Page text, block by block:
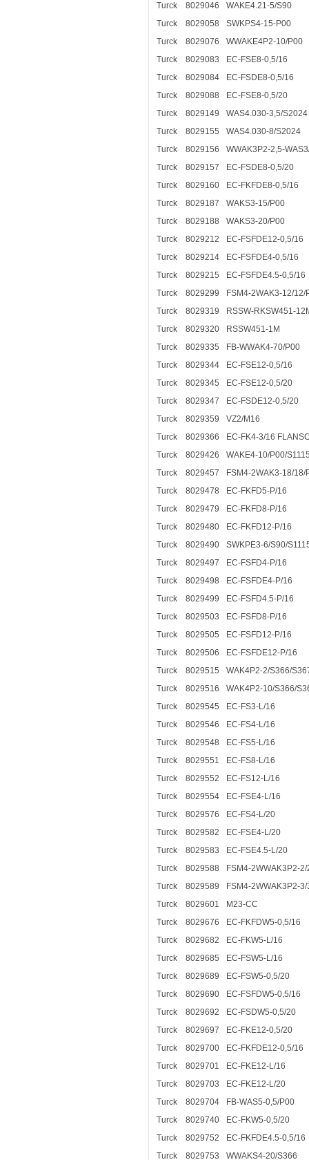
Turck
8029046
WAKE4.21-5/S90
Turck
8029058
SWKPS4-15-P00
Turck
8029076
WWAKE4P2-10/P00
Turck
8029083
EC-FSE8-0,5/16
Turck
8029084
EC-FSDE8-0,5/16
Turck
8029088
EC-FSE8-0,5/20
Turck
8029149
WAS4.030-3,5/S2024
Turck
8029155
WAS4.030-8/S2024
Turck
8029156
WWAK3P2-2,5-
Turck
8029157
EC-FSDE8-0,5/20
Turck
8029160
EC-FKFDE8-0,5/16
Turck
8029187
WAKS3-15/P00
Turck
8029188
WAKS3-20/P00
Turck
8029212
EC-FSFDE12-0,5/16
Turck
8029214
EC-FSFDE4-0,5/16
Turck
8029215
EC-FSFDE4.5-0,5/16
Turck
8029299
FSM4-2WAK3-12/12/
Turck
8029319
RSSW-RKSW451-
Turck
8029320
RSSW451-1M
Turck
8029335
FB-WWAK4-70/P00
Turck
8029344
EC-FSE12-0,5/16
Turck
8029345
EC-FSE12-0,5/20
Turck
8029347
EC-FSDE12-0,5/20
Turck
8029359
VZ2/M16
Turck
8029366
EC-FK4-3/16
Turck
8029426
WAKE4-10/P00/
Turck
8029457
FSM4-2WAK3-18/18/
Turck
8029478
EC-FKFD5-P/16
Turck
8029479
EC-FKFD8-P/16
Turck
8029480
EC-FKFD12-P/16
Turck
8029490
SWKPE3-6/S90/
Turck
8029497
EC-FSFD4-P/16
Turck
8029498
EC-FSFDE4-P/16
Turck
8029499
EC-FSFD4.5-P/16
Turck
8029503
EC-FSFD8-P/16
Turck
8029505
EC-FSFD12-P/16
Turck
8029506
EC-FSFDE12-P/16
Turck
8029515
WAK4P2-2/S366/
Turck
8029516
WAK4P2-10/S366/
Turck
8029545
EC-FS3-L/16
Turck
8029546
EC-FS4-L/16
Turck
8029548
EC-FS5-L/16
Turck
8029551
EC-FS8-L/16
Turck
8029552
EC-FS12-L/16
Turck
8029554
EC-FSE4-L/16
Turck
8029576
EC-FS4-L/20
Turck
8029582
EC-FSE4-L/20
Turck
8029583
EC-FSE4.5-L/20
Turck
8029588
FSM4-2WWAK3P2-
Turck
8029589
FSM4-2WWAK3P2-
Turck
8029601
M23-CC
Turck
8029676
EC-FKFDW5-0,5/16
Turck
8029682
EC-FKW5-L/16
Turck
8029685
EC-FSW5-L/16
Turck
8029689
EC-FSW5-0,5/20
Turck
8029690
EC-FSFDW5-0,5/16
Turck
8029692
EC-FSDW5-0,5/20
Turck
8029697
EC-FKE12-0,5/20
Turck
8029700
EC-FKFDE12-0,5/16
Turck
8029701
EC-FKE12-L/16
Turck
8029703
EC-FKE12-L/20
Turck
8029704
FB-WAS5-0,5/P00
Turck
8029740
EC-FKW5-0,5/20
Turck
8029752
EC-FKFDE4.5-0,5/16
Turck
8029753 WWAKS4-20/S366